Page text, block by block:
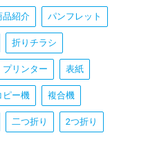
品紹介 パンフレット
折りチラシ
プリンター 表紙
ピー機 複合機
二つ折り 2つ折り